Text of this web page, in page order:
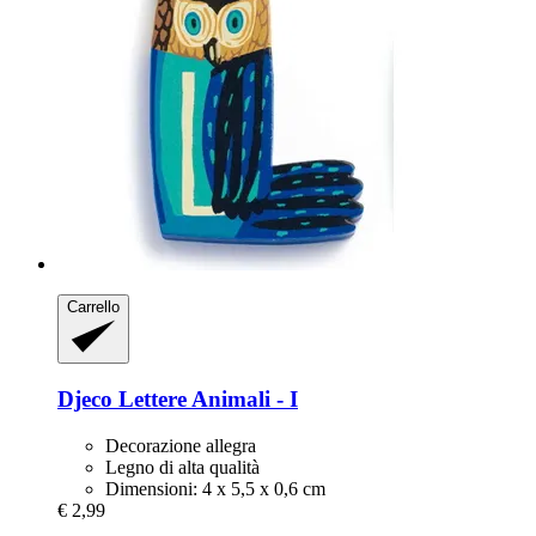
Carrello
Djeco Lettere Animali -​ I
Decorazione allegra
Legno di alta qualità
Dimensioni: 4 x 5,5 x 0,6 cm
€ 2,99